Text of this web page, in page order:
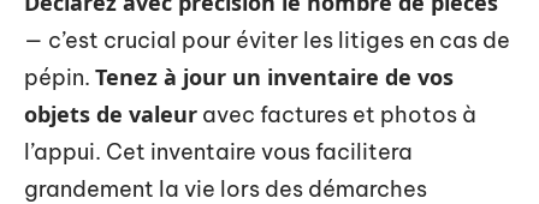
— c’est crucial pour éviter les litiges en cas de
pépin. Tenez à jour un inventaire de vos
objets de valeur avec factures et photos à
l’appui. Cet inventaire vous facilitera
grandement la vie lors des démarches